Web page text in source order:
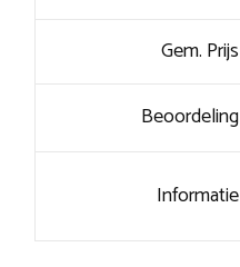
Gem. Prijs
Beoordeling
Informatie